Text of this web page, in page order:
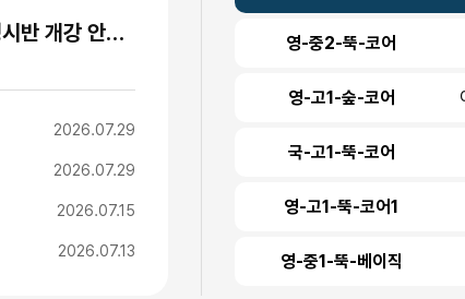
"수능 1주 전까지 등원하는 이유" 명석학원 정시반 개강 안내 (성수고·경일고·무학여고·대광고 등)
2026.07.29
2026.07.29
2026.07.15
2026.07.13
영-중2-뚝-코어
영-고1-숲-코어
국-고1-뚝-코어
영-고1-뚝-코어1
영-중1-뚝-베이직